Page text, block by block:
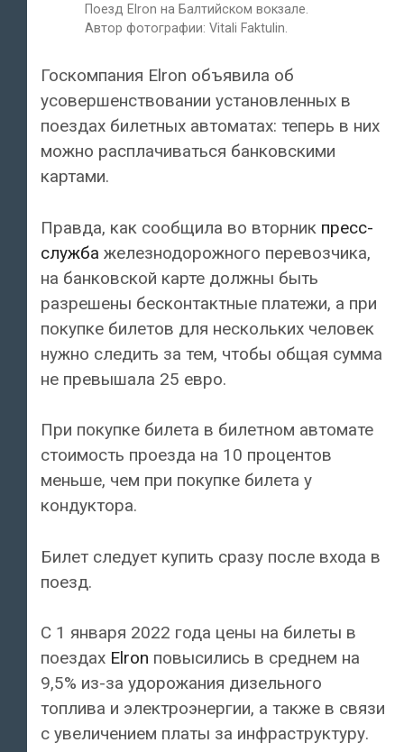
Поезд Elron на Балтийском вокзале.
Автор фотографии: Vitali Faktulin.
Госкомпания Elron объявила об
усовершенствовании установленных в
поездах билетных автоматах: теперь в них
можно расплачиваться банковскими
картами.
Правда, как сообщила во вторник пресс-
служба железнодорожного перевозчика,
на банковской карте должны быть
разрешены бесконтактные платежи, а при
покупке билетов для нескольких человек
нужно следить за тем, чтобы общая сумма
не превышала 25 евро.
При покупке билета в билетном автомате
стоимость проезда на 10 процентов
меньше, чем при покупке билета у
кондуктора.
Билет следует купить сразу после входа в
поезд.
С 1 января 2022 года цены на билеты в
поездах Elron повысились в среднем на
9,5% из-за удорожания дизельного
топлива и электроэнергии, а также в связи
с увеличением платы за инфраструктуру.